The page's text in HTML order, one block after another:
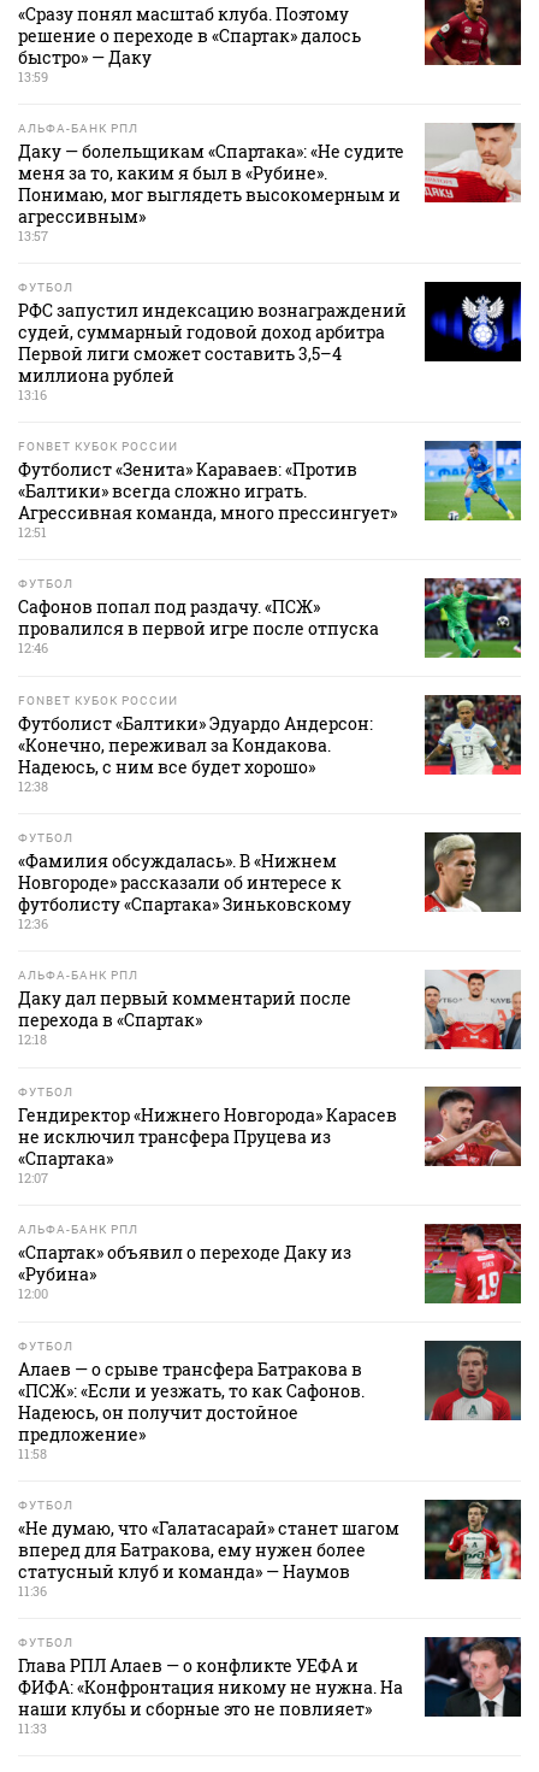
«Сразу понял масштаб клуба. Поэтому
решение о переходе в «Спартак» далось
быстро» — Даку
13:59
АЛЬФА-БАНК РПЛ
Даку — болельщикам «Спартака»: «Не судите
меня за то, каким я был в «Рубине».
Понимаю, мог выглядеть высокомерным и
агрессивным»
13:57
ФУТБОЛ
РФС запустил индексацию вознаграждений
судей, суммарный годовой доход арбитра
Первой лиги сможет составить 3,5–4
миллиона рублей
13:16
FONBET КУБОК РОССИИ
Футболист «Зенита» Караваев: «Против
«Балтики» всегда сложно играть.
Агрессивная команда, много прессингует»
12:51
ФУТБОЛ
Сафонов попал под раздачу. «ПСЖ»
провалился в первой игре после отпуска
12:46
FONBET КУБОК РОССИИ
Футболист «Балтики» Эдуардо Андерсон:
«Конечно, переживал за Кондакова.
Надеюсь, с ним все будет хорошо»
12:38
ФУТБОЛ
«Фамилия обсуждалась». В «Нижнем
Новгороде» рассказали об интересе к
футболисту «Спартака» Зиньковскому
12:36
АЛЬФА-БАНК РПЛ
Даку дал первый комментарий после
перехода в «Спартак»
12:18
ФУТБОЛ
Гендиректор «Нижнего Новгорода» Карасев
не исключил трансфера Пруцева из
«Спартака»
12:07
АЛЬФА-БАНК РПЛ
«Спартак» объявил о переходе Даку из
«Рубина»
12:00
ФУТБОЛ
Алаев — о срыве трансфера Батракова в
«ПСЖ»: «Если и уезжать, то как Сафонов.
Надеюсь, он получит достойное
предложение»
11:58
ФУТБОЛ
«Не думаю, что «Галатасарай» станет шагом
вперед для Батракова, ему нужен более
статусный клуб и команда» — Наумов
11:36
ФУТБОЛ
Глава РПЛ Алаев — о конфликте УЕФА и
ФИФА: «Конфронтация никому не нужна. На
наши клубы и сборные это не повлияет»
11:33